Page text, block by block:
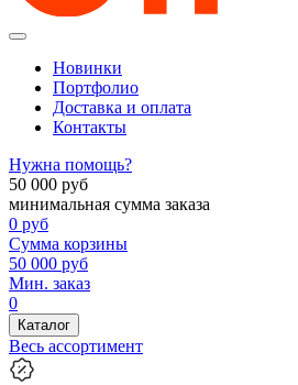
Новинки
Портфолио
Доставка и оплата
Контакты
Нужна помощь?
50 000 руб
минимальная сумма заказа
0 руб
Сумма корзины
50 000 руб
Мин. заказ
0
Каталог
Весь ассортимент